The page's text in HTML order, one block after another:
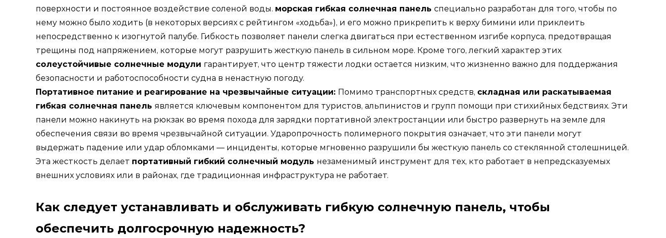
поверхности и постоянное воздействие соленой воды. морская гибкая солнечная панель специально разработан для того, чтобы по
нему можно было ходить (в некоторых версиях с рейтингом «ходьба»), и его можно прикрепить к верху бимини или приклеить
непосредственно к изогнутой палубе. Гибкость позволяет панели слегка двигаться при естественном изгибе корпуса, предотвращая
трещины под напряжением, которые могут разрушить жесткую панель в сильном море. Кроме того, легкий характер этих
солеустойчивые солнечные модули гарантирует, что центр тяжести лодки остается низким, что жизненно важно для поддержания
безопасности и работоспособности судна в ненастную погоду.
Портативное питание и реагирование на чрезвычайные ситуации: Помимо транспортных средств, складная или раскатываемая
гибкая солнечная панель является ключевым компонентом для туристов, альпинистов и групп помощи при стихийных бедствиях. Эти
панели можно накинуть на рюкзак во время похода для зарядки портативной электростанции или быстро развернуть на земле для
обеспечения связи во время чрезвычайной ситуации. Ударопрочность полимерного покрытия означает, что эти панели могут
выдержать падение или удар обломками — инциденты, которые мгновенно разрушили бы жесткую панель со стеклянной столешницей.
Эта жесткость делает портативный гибкий солнечный модуль незаменимый инструмент для тех, кто работает в непредсказуемых
внешних условиях или в районах, где традиционная инфраструктура не работает.
Как следует устанавливать и обслуживать гибкую солнечную панель, чтобы
обеспечить долгосрочную надежность?